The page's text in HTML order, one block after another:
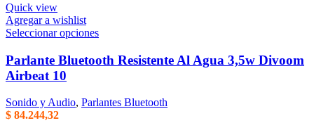
Quick view
Agregar a wishlist
Seleccionar opcionesEste
tiene
varias
opciones
Parlante Bluetooth Resistente Al Agua 3,5w Divoom
Airbeat 10
Sonido y Audio, Parlantes Bluetooth
$ 84.244,32